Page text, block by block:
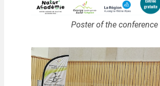
Poster of the conference